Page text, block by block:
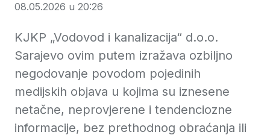
08.05.2026 u 20:26
KJKP „Vodovod i kanalizacija“ d.o.o.
Sarajevo ovim putem izražava ozbiljno
negodovanje povodom pojedinih
medijskih objava u kojima su iznesene
netačne, neprovjerene i tendenciozne
informacije, bez prethodnog obraćanja ili